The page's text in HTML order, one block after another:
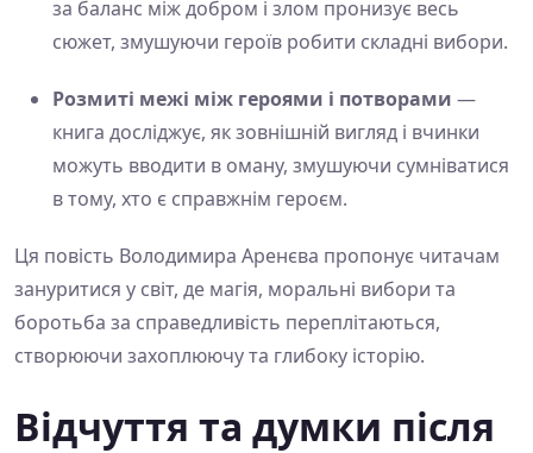
за баланс між добром і злом пронизує весь
сюжет, змушуючи героїв робити складні вибори.
Розмиті межі між героями і потворами —
книга досліджує, як зовнішній вигляд і вчинки
можуть вводити в оману, змушуючи сумніватися
в тому, хто є справжнім героєм.
Ця повість Володимира Аренєва пропонує читачам
зануритися у світ, де магія, моральні вибори та
боротьба за справедливість переплітаються,
створюючи захоплюючу та глибоку історію.
Відчуття та думки після